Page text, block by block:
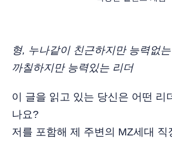
형, 누나같이 친근하지만 능력없
까칠하지만 능력있는 리더
이 글을 읽고 있는 당신은 어떤 리
나요?
저를 포함해 제 주변의 MZ세대 직